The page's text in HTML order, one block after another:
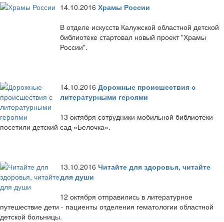
14.10.2016 Храмы России
В отделе искусств Калужской областной детской
библиотеке стартовал новый проект "Храмы
России".
14.10.2016 Дорожные происшествия с
литературными героями
13 октября сотрудники мобильной библиотеки
посетили детский сад «Белочка».
13.10.2016 Читайте для здоровья, читайте
для души
12 октября отправились в литературное
путешествие дети - пациенты отделения гематологии областной
детской больницы.